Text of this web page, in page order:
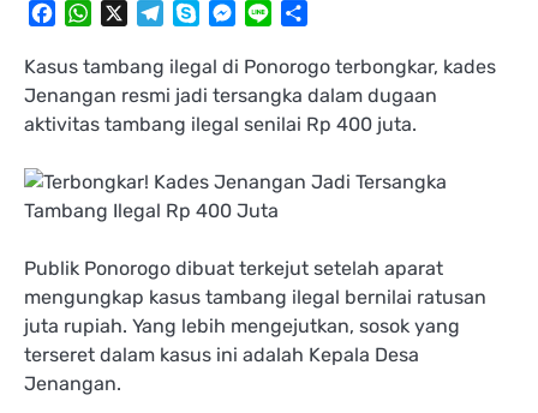
FacebookWhatsAppTelegramSkypeMessenger
Line
Kasus tambang ilegal di Ponorogo terbongkar, kades
Jenangan resmi jadi tersangka dalam dugaan
aktivitas tambang ilegal senilai Rp 400 juta.
Publik Ponorogo dibuat terkejut setelah aparat
mengungkap kasus tambang ilegal bernilai ratusan
juta rupiah. Yang lebih mengejutkan, sosok yang
terseret dalam kasus ini adalah Kepala Desa
Jenangan.